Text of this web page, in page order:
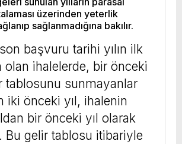
üzerinden yeterlik
sağlanmadığına bakılır.
başvuru tarihi yılın ilk
olan ihalelerde, bir önceki
tablosunu sunmayanlar
iki önceki yıl, ihalenin
bir önceki yıl olarak
Bu gelir tablosu itibariyle